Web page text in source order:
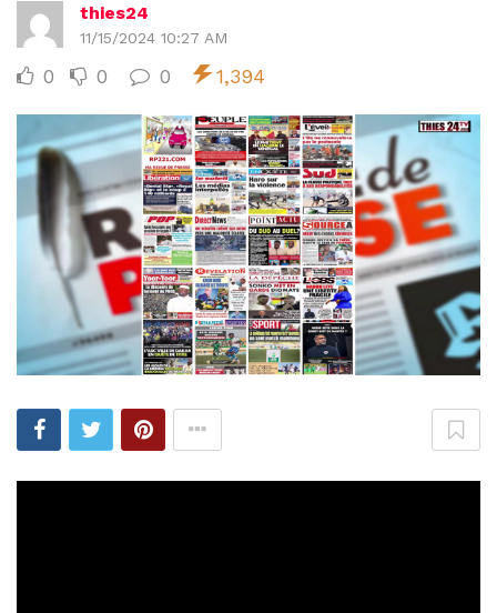
thies24
11/15/2024 10:27 AM
0 0 0 1,394